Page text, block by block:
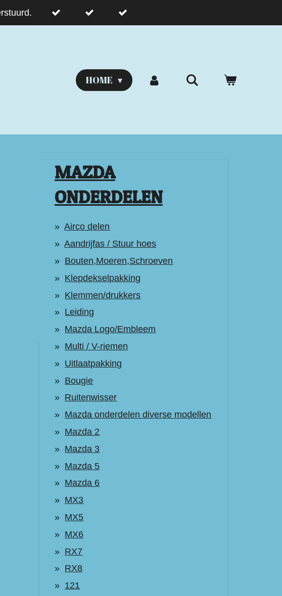
HOME
MAZDA
ONDERDELEN
Airco delen
Aandrijfas / Stuur hoes
Bouten,Moeren,Schroeven
Klepdekselpakking
Klemmen/drukkers
Leiding
Mazda Logo/Embleem
Multi / V-riemen
Uitlaatpakking
Bougie
Ruitenwisser
Mazda onderdelen diverse modellen
Mazda 2
Mazda 3
Mazda 5
Mazda 6
MX3
MX5
MX6
RX7
RX8
121